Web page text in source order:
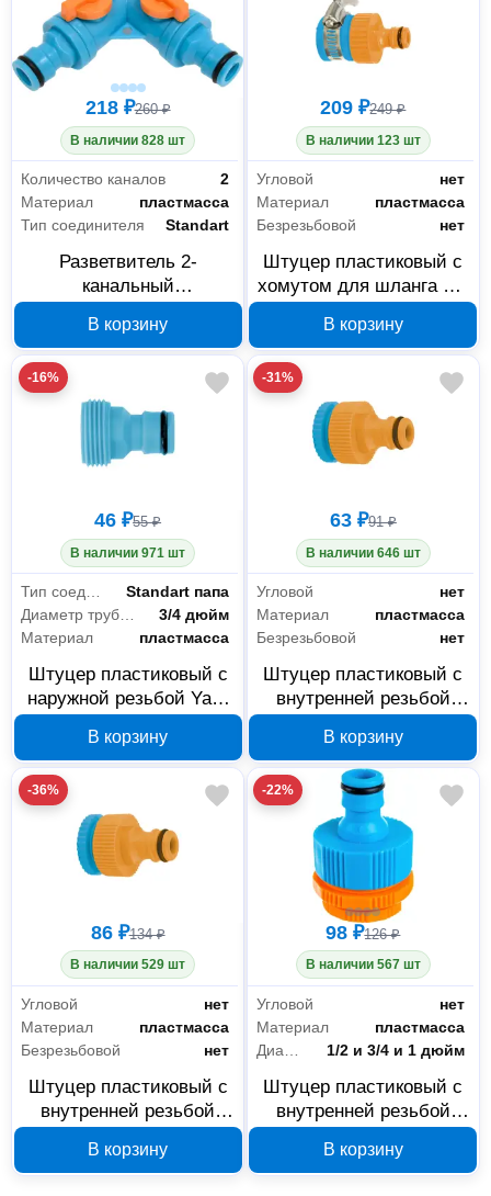
218 ₽260 ₽
В наличии 828 шт
Количество каналов
2
Материал
пластмасса
Тип соединителя
Standart
Разветвитель 2-
канальный
2-015, 3/4 дюйма
В корзину
209 ₽249 ₽
В наличии 123 шт
Угловой
нет
Материал
пластмасса
Безрезьбовой
нет
Штуцер пластиковый с
хомутом для шланга 3/4
В корзину
-16%
46 ₽55 ₽
В наличии 971 шт
Тип соединителя
Standart папа
3/4 дюйм
Материал
пластмасса
Штуцер пластиковый с
наружной резьбой Yard
В корзину
-31%
63 ₽91 ₽
В наличии 646 шт
Угловой
нет
Материал
пластмасса
Безрезьбовой
нет
Штуцер пластиковый с
внутренней резьбой
дюйма
В корзину
-36%
86 ₽134 ₽
В наличии 529 шт
Угловой
нет
Материал
пластмасса
Безрезьбовой
нет
Штуцер пластиковый с
внутренней резьбой
дюйм
В корзину
-22%
98 ₽126 ₽
В наличии 567 шт
Угловой
нет
Материал
пластмасса
1/2 и 3/4 и 1 дюйм
Штуцер пластиковый с
внутренней резьбой
1 дюйм
В корзину